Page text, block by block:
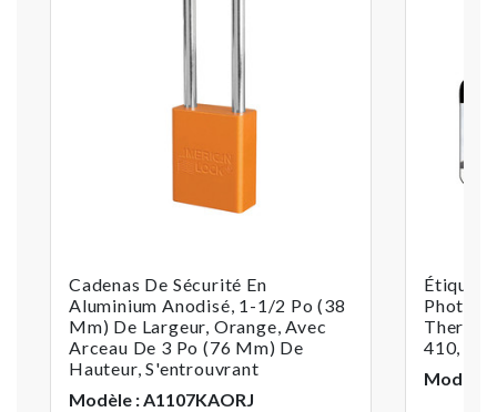
Cadenas De Sécurité En
Aluminium Anodisé, 1-1/2 Po (38
Mm) De Largeur, Orange, Avec
Arceau De 3 Po (76 Mm) De
Hauteur, S'entrouvrant
Modèle : A1107KAORJ
Photo
410,
Modèle :